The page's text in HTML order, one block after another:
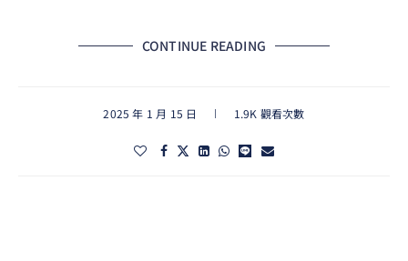
CONTINUE READING
2025 年 1 月 15 日 1.9K 觀看次數